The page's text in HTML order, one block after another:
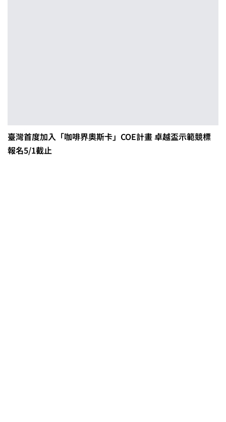
臺灣首度加入「咖啡界奧斯卡」COE計畫 卓越盃示範競標
報名5/1截止